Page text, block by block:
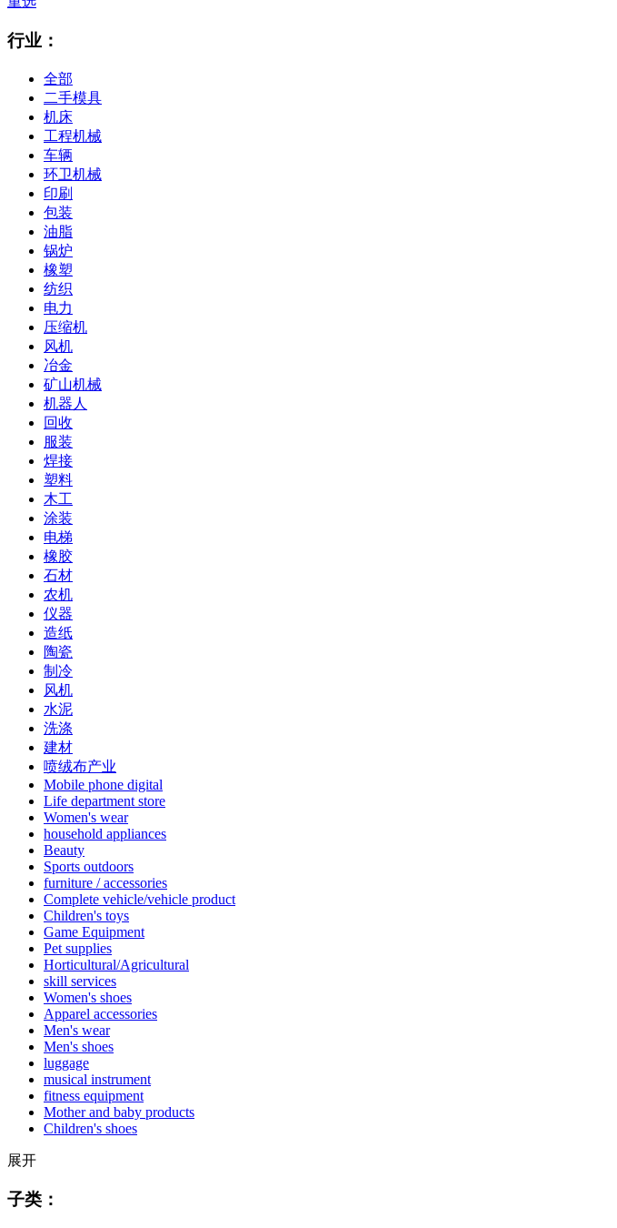
行业：
全部
二手模具
机床
工程机械
车辆
环卫机械
印刷
包装
油脂
锅炉
橡塑
纺织
电力
压缩机
风机
冶金
矿山机械
机器人
回收
服装
焊接
塑料
木工
涂装
电梯
橡胶
石材
农机
仪器
造纸
陶瓷
制冷
风机
水泥
洗涤
建材
喷绒布产业
Mobile phone digital
Life department store
Women's wear
household appliances
Beauty
Sports outdoors
furniture / accessories
Complete vehicle/vehicle product
Children's toys
Game Equipment
Pet supplies
Horticultural/Agricultural
skill services
Women's shoes
Apparel accessories
Men's wear
Men's shoes
luggage
musical instrument
fitness equipment
Mother and baby products
Children's shoes
展开
子类：